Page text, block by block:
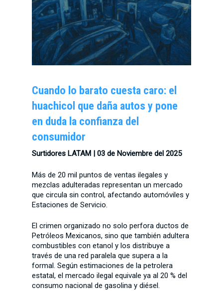
Cuando lo barato cuesta caro: el
huachicol que daña autos y pone
en duda la confianza del
consumidor
Surtidores LATAM |03 de Noviembre del 2025
Más de 20 mil puntos de ventas ilegales y
mezclas adulteradas representan un mercado
que circula sin control, afectando automóviles y
Estaciones de Servicio.
El crimen organizado no solo perfora ductos de
Petróleos Mexicanos, sino que también adultera
combustibles con etanol y los distribuye a
través de una red paralela que supera a la
formal. Según estimaciones de la petrolera
estatal, el mercado ilegal equivale ya al 20 % del
consumo nacional de gasolina y diésel.